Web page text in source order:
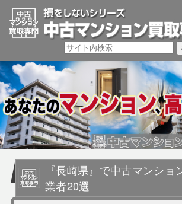
『長崎県』で中古マンショ
業者20選